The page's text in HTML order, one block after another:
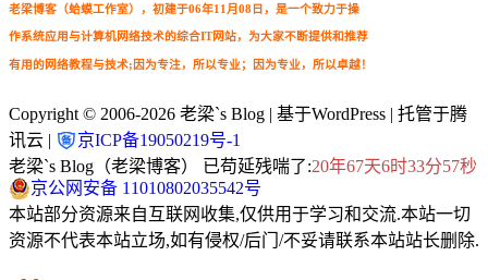
老梁博客（蛤蟆工作室），初建于06年11月08日，是一个致力于操
作系统应用与计算机网络技术的综合IT网站，为大家不断提供和推荐
有用的网络教程与技术;因为专注，所以专业；因为专业，所以卓越！
Copyright © 2006-2026 老梁`s Blog | 基于WordPress | 托管于腾
讯云 |
京ICP备19050219号-1
老梁`s Blog（老梁博客） 已苟延残喘了:20年67天6时33分57秒
京公网安备 11010802035542号
本站部分资源来自互联网收集,仅供用于学习和交流.本站一切
资源不代表本站立场,如有侵权/后门/不妥请联系本站站长删除.